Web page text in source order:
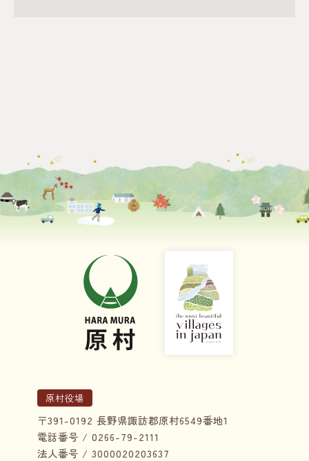
原村役場
〒391-0192 長野県諏訪郡原村6549番地1
電話番号 / 0266-79-2111
法人番号 / 3000020203637